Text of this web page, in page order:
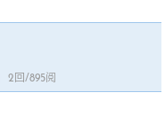
2回/895阅